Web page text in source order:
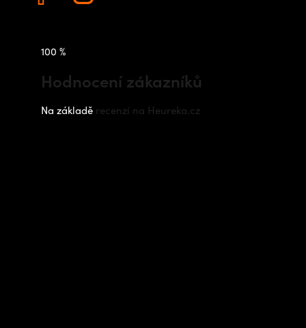
100 %
Hodnocení zákazníků
Na základě recenzí na Heureka.cz